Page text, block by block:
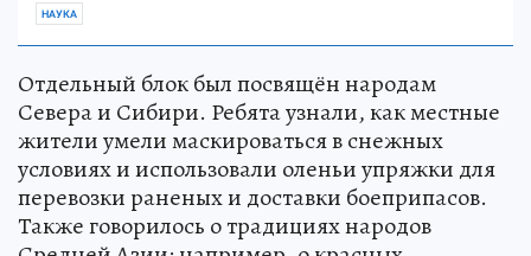
НАУКА
Отдельный блок был посвящён народам
Севера и Сибири. Ребята узнали, как местные
жители умели маскироваться в снежных
условиях и использовали оленьи упряжки для
перевозки раненых и доставки боеприпасов.
Также говорилось о традициях народов